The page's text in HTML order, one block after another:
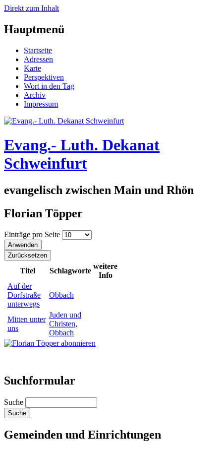
Direkt zum Inhalt
Hauptmenü
Startseite
Adressen
Karte
Perspektiven
Wort in den Tag
Archiv
Impressum
Evang.- Luth. Dekanat
Schweinfurt
evangelisch zwischen Main und Rhön
Florian Töpper
Einträge pro Seite
Titel Schlagworte
weitere
Info
Auf der
Dorfstraße
unterwegs
Obbach
Mitten unter
uns
Juden und
Christen,
Obbach
Suchformular
Suche
Gemeinden und Einrichtungen